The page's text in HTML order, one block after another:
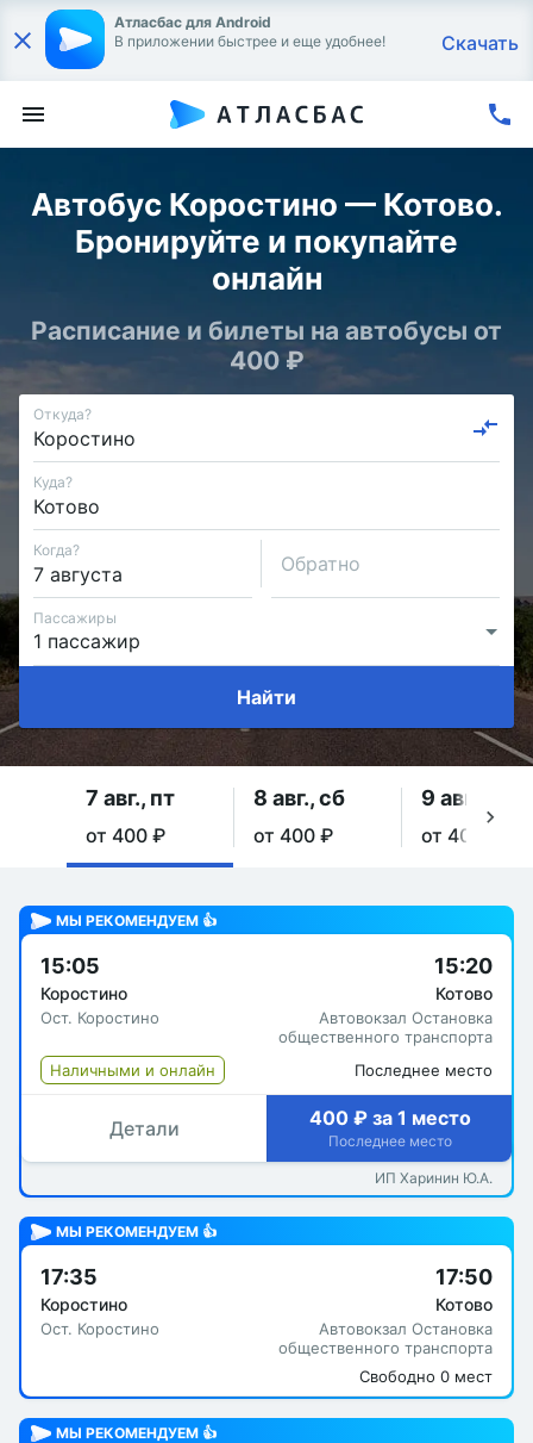
Атласбас для Android
В приложении быстрее и еще удобнее!
Скачать
Автобус Коростино — Котово.
Бронируйте и покупайте
онлайн
Расписание и билеты на автобусы от
400 ₽
Откуда?
Куда?
Когда?
Обратно
Пассажиры
Найти
7 авг., пт
от 400 ₽
8 авг., сб
от 400 ₽
9 авг., вс
от 400 ₽
МЫ РЕКОМЕНДУЕМ 👍
15:05
Коростино
Ост. Коростино
15:20
Котово
Автовокзал Остановка
общественного транспорта
Наличными и онлайн
Последнее место
Детали 400 ₽ за 1 место
Последнее место
ИП Харинин Ю.А.
МЫ РЕКОМЕНДУЕМ 👍
17:35
Коростино
Ост. Коростино
17:50
Котово
Автовокзал Остановка
общественного транспорта
Свободно 0 мест
МЫ РЕКОМЕНДУЕМ 👍